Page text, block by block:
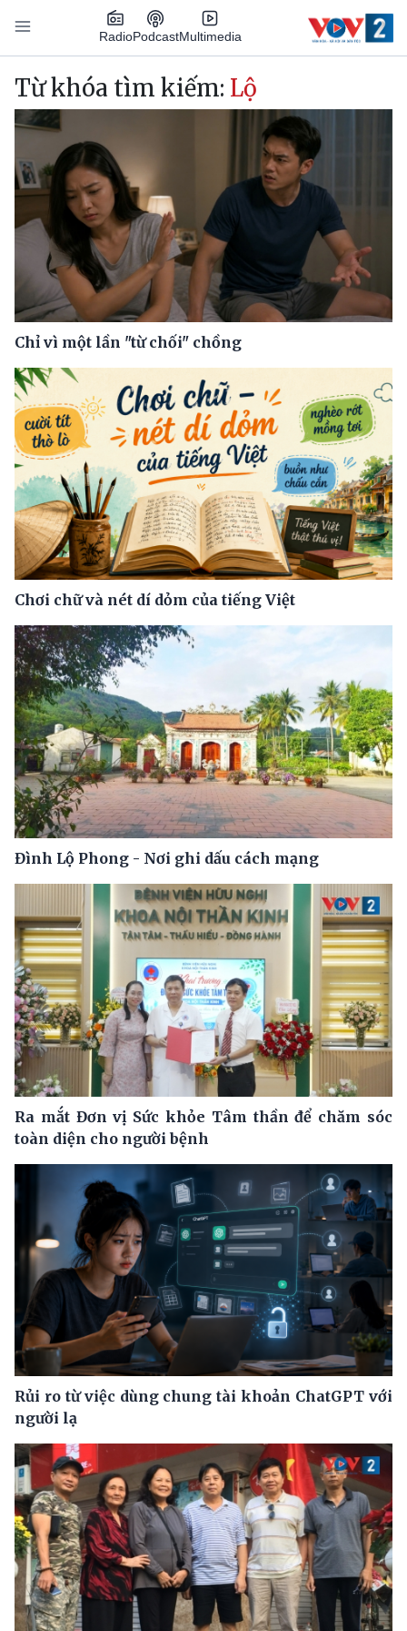
Nhảy đến nội dung
RadioPodcastMultimedia
Main navigation
Từ khóa tìm kiếm: Lộ
Chỉ vì một lần "từ chối" chồng
Chơi chữ và nét dí dỏm của tiếng Việt
Đình Lộ Phong - Nơi ghi dấu cách mạng
Ra mắt Đơn vị Sức khỏe Tâm thần để chăm sóc
toàn diện cho người bệnh
Rủi ro từ việc dùng chung tài khoản ChatGPT với
người lạ